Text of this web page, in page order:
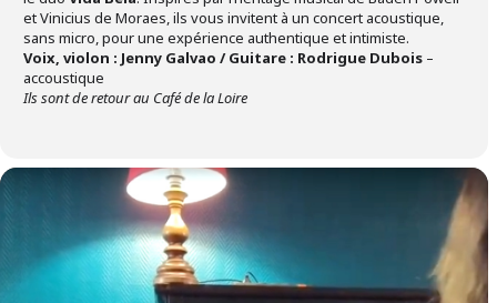
et Vinicius de Moraes, ils vous invitent à un concert acoustique,
sans micro, pour une expérience authentique et intimiste.
Voix, violon : Jenny Galvao / Guitare : Rodrigue Dubois –
accoustique
Ils sont de retour au Café de la Loire